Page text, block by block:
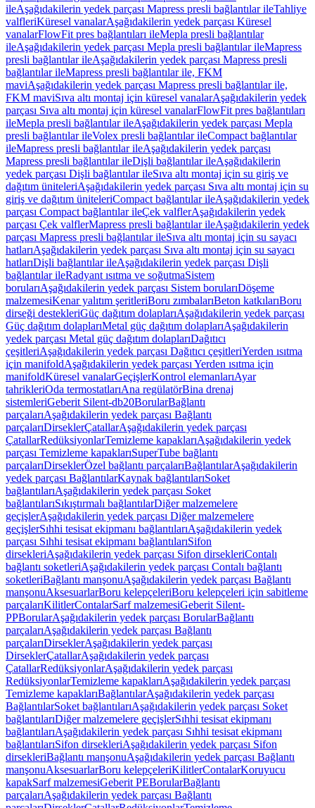
ileAşağıdakilerin yedek parçası Mapress presli bağlantılar ileTahliye
valfleriKüresel vanalarAşağıdakilerin yedek parçası Küresel
vanalarFlowFit pres bağlantıları ileMepla presli bağlantılar
ileAşağıdakilerin yedek parçası Mepla presli bağlantılar ileMapress
presli bağlantılar ileAşağıdakilerin yedek parçası Mapress presli
bağlantılar ileMapress presli bağlantılar ile, FKM
maviAşağıdakilerin yedek parçası Mapress presli bağlantılar ile,
FKM maviSıva altı montaj için küresel vanalarAşağıdakilerin yedek
parçası Sıva altı montaj için küresel vanalarFlowFit pres bağlantıları
ileMepla presli bağlantılar ileAşağıdakilerin yedek parçası Mepla
presli bağlantılar ileVolex presli bağlantılar ileCompact bağlantılar
ileMapress presli bağlantılar ileAşağıdakilerin yedek parçası
Mapress presli bağlantılar ileDişli bağlantılar ileAşağıdakilerin
yedek parçası Dişli bağlantılar ileSıva altı montaj için su giriş ve
dağıtım üniteleriAşağıdakilerin yedek parçası Sıva altı montaj için su
giriş ve dağıtım üniteleriCompact bağlantılar ileAşağıdakilerin yedek
parçası Compact bağlantılar ileÇek valflerAşağıdakilerin yedek
parçası Çek valflerMapress presli bağlantılar ileAşağıdakilerin yedek
parçası Mapress presli bağlantılar ileSıva altı montaj için su sayacı
hatlarıAşağıdakilerin yedek parçası Sıva altı montaj için su sayacı
hatlarıDişli bağlantılar ileAşağıdakilerin yedek parçası Dişli
bağlantılar ileRadyant ısıtma ve soğutmaSistem
borularıAşağıdakilerin yedek parçası Sistem borularıDöşeme
malzemesiKenar yalıtım şeritleriBoru zımbalarıBeton katkılarıBoru
dirseği destekleriGüç dağıtım dolaplarıAşağıdakilerin yedek parçası
Güç dağıtım dolaplarıMetal güç dağıtım dolaplarıAşağıdakilerin
yedek parçası Metal güç dağıtım dolaplarıDağıtıcı
çeşitleriAşağıdakilerin yedek parçası Dağıtıcı çeşitleriYerden ısıtma
için manifoldAşağıdakilerin yedek parçası Yerden ısıtma için
manifoldKüresel vanalarGeçişlerKontrol elemanlarıAyar
tahrikleriOda termostatlarıAna regülatörBina drenaj
sistemleriGeberit Silent-db20BorularBağlantı
parçalarıAşağıdakilerin yedek parçası Bağlantı
parçalarıDirseklerÇatallarAşağıdakilerin yedek parçası
ÇatallarRedüksiyonlarTemizleme kapaklarıAşağıdakilerin yedek
parçası Temizleme kapaklarıSuperTube bağlantı
parçalarıDirseklerÖzel bağlantı parçalarıBağlantılarAşağıdakilerin
yedek parçası BağlantılarKaynak bağlantılarıSoket
bağlantılarıAşağıdakilerin yedek parçası Soket
bağlantılarıSıkıştırmalı bağlantılarDiğer malzemelere
geçişlerAşağıdakilerin yedek parçası Diğer malzemelere
geçişlerSıhhi tesisat ekipmanı bağlantılarıAşağıdakilerin yedek
parçası Sıhhi tesisat ekipmanı bağlantılarıSifon
dirsekleriAşağıdakilerin yedek parçası Sifon dirsekleriContalı
bağlantı soketleriAşağıdakilerin yedek parçası Contalı bağlantı
soketleriBağlantı manşonuAşağıdakilerin yedek parçası Bağlantı
manşonuAksesuarlarBoru kelepçeleriBoru kelepçeleri için sabitleme
parçalarıKilitlerContalarSarf malzemesiGeberit Silent-
PPBorularAşağıdakilerin yedek parçası BorularBağlantı
parçalarıAşağıdakilerin yedek parçası Bağlantı
parçalarıDirseklerAşağıdakilerin yedek parçası
DirseklerÇatallarAşağıdakilerin yedek parçası
ÇatallarRedüksiyonlarAşağıdakilerin yedek parçası
RedüksiyonlarTemizleme kapaklarıAşağıdakilerin yedek parçası
Temizleme kapaklarıBağlantılarAşağıdakilerin yedek parçası
BağlantılarSoket bağlantılarıAşağıdakilerin yedek parçası Soket
bağlantılarıDiğer malzemelere geçişlerSıhhi tesisat ekipmanı
bağlantılarıAşağıdakilerin yedek parçası Sıhhi tesisat ekipmanı
bağlantılarıSifon dirsekleriAşağıdakilerin yedek parçası Sifon
dirsekleriBağlantı manşonuAşağıdakilerin yedek parçası Bağlantı
manşonuAksesuarlarBoru kelepçeleriKilitlerContalarKoruyucu
kapakSarf malzemesiGeberit PEBorularBağlantı
parçalarıAşağıdakilerin yedek parçası Bağlantı